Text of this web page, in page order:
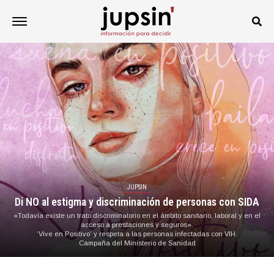
JUPSIN
Di NO al estigma y discriminación de personas con SIDA
«Todavía existe un trato discriminatorio en el ámbito sanitario, laboral y en el
acceso a prestaciones y seguros».
‘Vive en Positivo’ y respeta a las personas infectadas con VIH.
Campaña del Ministerio de Sanidad